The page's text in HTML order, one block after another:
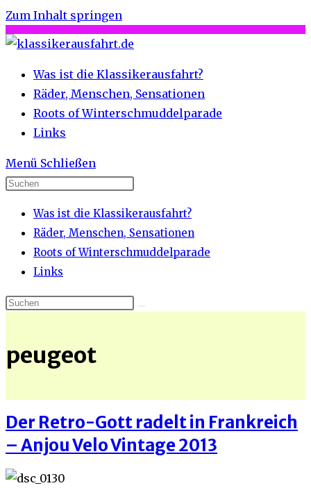
Zum Inhalt springen
Was ist die Klassikerausfahrt?
Räder, Menschen, Sensationen
Roots of Winterschmuddelparade
Links
Menü Schließen
Was ist die Klassikerausfahrt?
Räder, Menschen, Sensationen
Roots of Winterschmuddelparade
Links
peugeot
Der Retro-Gott radelt in Frankreich
– Anjou Velo Vintage 2013